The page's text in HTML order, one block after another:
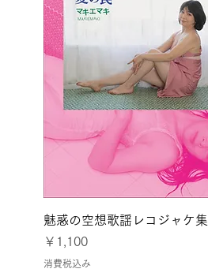
魅惑の空想歌謡レコジャケ集
価格
￥1,100
消費税込み